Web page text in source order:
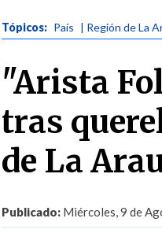
Tópicos: País | Región de La
"Arista
tras
de La
Publicado: Miércoles, 9 de